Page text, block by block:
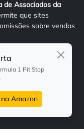
1 Pit Stop
Amazon
de Associados da
que sites
sobre vendas